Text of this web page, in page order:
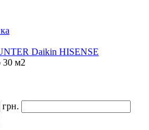
Daikin HISENSE
30 м2
грн.